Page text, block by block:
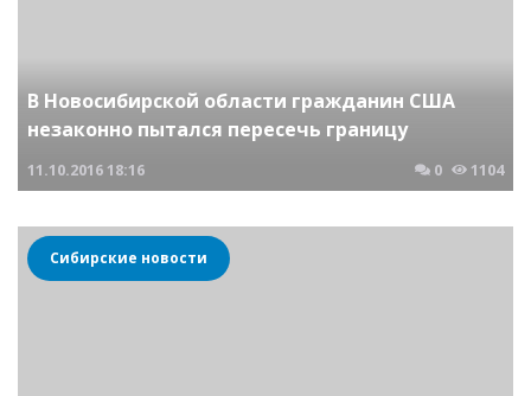
В Новосибирской области гражданин США
незаконно пытался пересечь границу
11.10.201618:16 0 1104
Сибирские новости